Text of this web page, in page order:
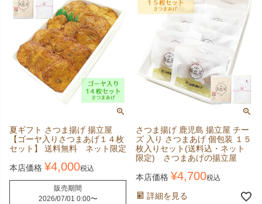
夏ギフト さつま揚げ 揚立屋
【ゴーヤ入りさつまあげ１４枚
セット】 送料無料 ネット限定
本店価格 ¥4,000税込
販売期間
2026/07/01 0:00〜
さつま揚げ 鹿児島 揚立屋 チー
ズ 入り さつまあげ 個包装 １５
枚入りセット(送料込・ネット
限定) さつまあげの揚立屋
本店価格 ¥4,700税込
詳細を見る